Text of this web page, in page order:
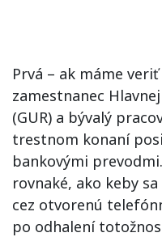
Prvá – ak máme
zamestnanec
(GUR) a bývalý
trestnom konaní
bankovými
rovnaké, ako keby
cez otvorenú
po odhalení